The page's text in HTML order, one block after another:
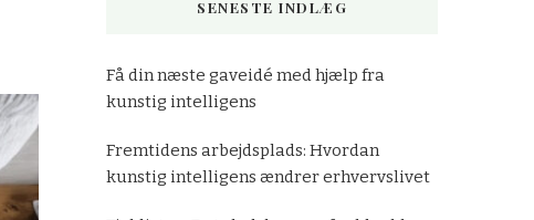
SENESTE INDLÆG
Få din næste gaveidé med hjælp fra
kunstig intelligens
Fremtidens arbejdsplads: Hvordan
kunstig intelligens ændrer erhvervslivet